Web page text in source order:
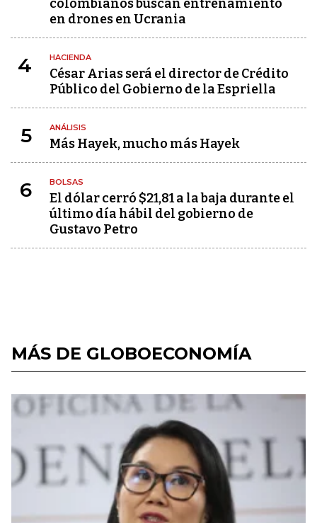
colombianos buscan entrenamiento
en drones en Ucrania
4 HACIENDA
César Arias será el director de Crédito
Público del Gobierno de la Espriella
5 ANÁLISIS
Más Hayek, mucho más Hayek
6 BOLSAS
El dólar cerró $21,81 a la baja durante el
último día hábil del gobierno de
Gustavo Petro
MÁS DE GLOBOECONOMÍA